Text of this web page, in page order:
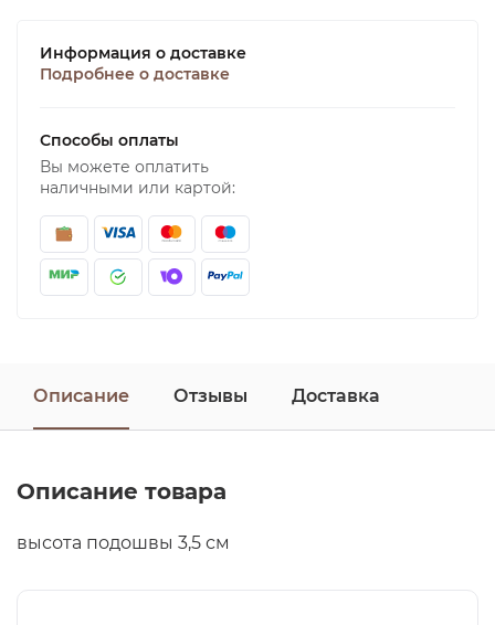
Информация о доставке
Подробнее о доставке
Способы оплаты
Вы можете оплатить
наличными или картой:
Описание Отзывы Доставка
Описание товара
высота подошвы 3,5 см